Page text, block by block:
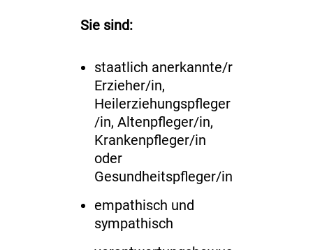
Sie sind:
staatlich anerkannte/r
Erzieher/in,
Heilerziehungspfleger
/in, Altenpfleger/in,
Krankenpfleger/in
oder
Gesundheitspfleger/in
empathisch und
sympathisch